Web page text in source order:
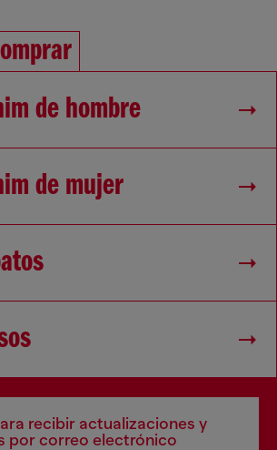
de hombre
de mujer
recibir actualizaciones y
por correo electrónico